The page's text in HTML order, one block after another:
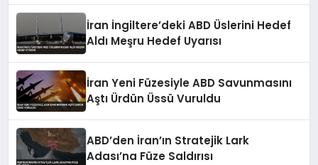
İran İngiltere’deki ABD Üslerini Hedef
Aldı Meşru Hedef Uyarısı
İran Yeni Füzesiyle ABD Savunmasını
Aştı Ürdün Üssü Vuruldu
ABD’den İran’ın Stratejik Lark
Adası’na Füze Saldırısı